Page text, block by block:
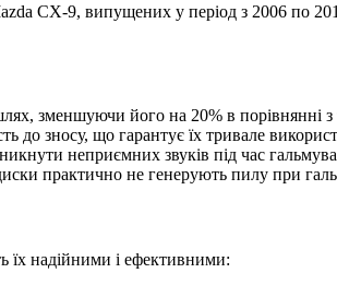
CX-9, випущених у період з 2006 по
зменшуючи його на 20% в порівнянні
зносу, що гарантує їх тривале
неприємних звуків під час
практично не генерують пилу при
їх надійними і ефективними: